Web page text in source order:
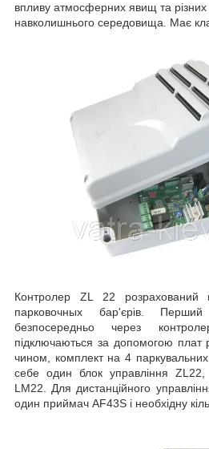
впливу атмосферних явищ та
навколишнього середовища. Має
Контролер ZL 22 розрахований
парковочных бар'єрів. Перший
безпосередньо через
підключаються за допомогою
чином, комплект на 4
себе один блок управління
LM22. Для дистанційного
один приймач AF43S і необхідну